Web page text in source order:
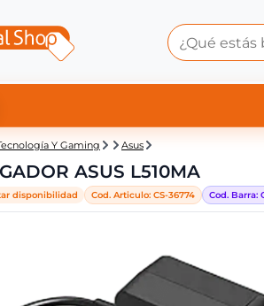
Y Gaming Asus
ASUS L510MA
disponibilidad Cod. Articulo: CS-36774 Cod. Barra: